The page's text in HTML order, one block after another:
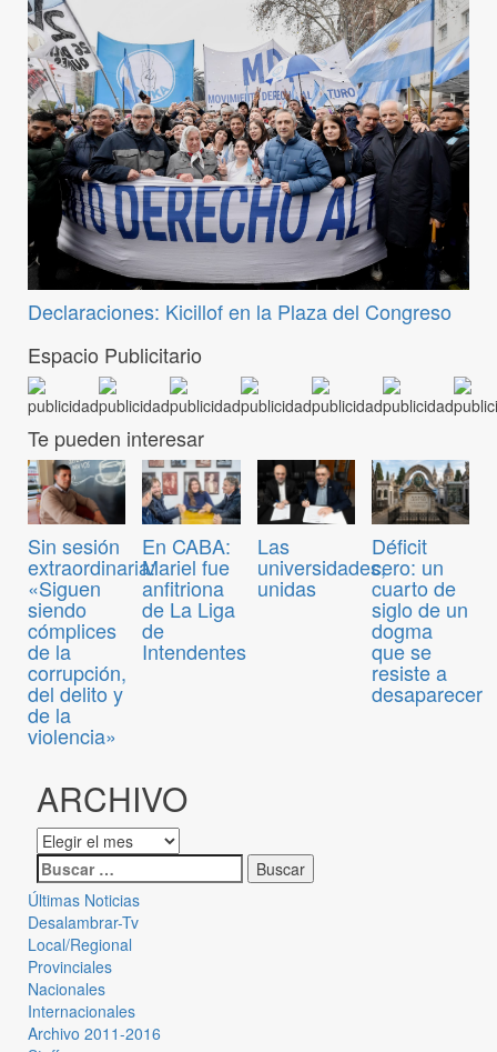
Declaraciones: Kicillof en la Plaza del Congreso
Espacio Publicitario
Te pueden interesar
Sin sesión
extraordinaria:
«Siguen
siendo
cómplices
de la
corrupción,
del delito y
de la
violencia»
En CABA:
Mariel fue
anfitriona
de La Liga
de
Intendentes
Las
universidades,
unidas
Déficit
cero: un
cuarto de
siglo de un
dogma
que se
resiste a
desaparecer
ARCHIVO
Últimas Noticias
Desalambrar-Tv
Local/Regional
Provinciales
Nacionales
Internacionales
Archivo 2011-2016